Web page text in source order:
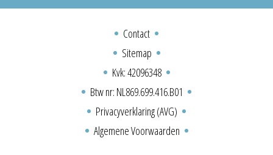
Contact
Sitemap
Kvk: 42096348
Btw nr: NL869.699.416.B01
Privacyverklaring (AVG)
Algemene Voorwaarden